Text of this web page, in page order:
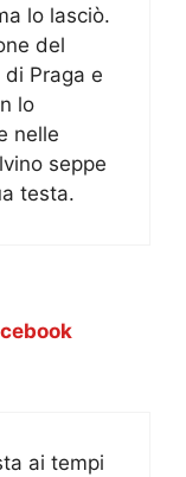
lo lasciò.
del
Praga e
lo
nelle
seppe
testa.
ai tempi